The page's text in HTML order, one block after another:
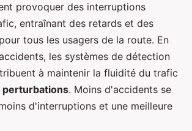
provoquer des interruptions
entraînant des retards et des
tous les usagers de la route. En
les systèmes de détection
à maintenir la fluidité du trafic
perturbations. Moins d'accidents se
d'interruptions et une meilleure